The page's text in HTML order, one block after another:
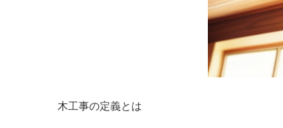
木工事の定義とは